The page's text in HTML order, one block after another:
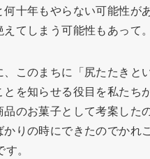
十年もやらない可能性が
てしまう可能性もあって
このまちに「尻たたきと
を知らせる役目を私たち
のお菓子として考案した
りの時にできたのでかれ
。